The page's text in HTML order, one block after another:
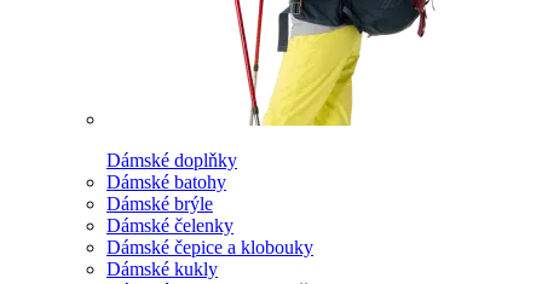
Dámské doplňky
Dámské batohy
Dámské brýle
Dámské čelenky
Dámské čepice a klobouky
Dámské kukly